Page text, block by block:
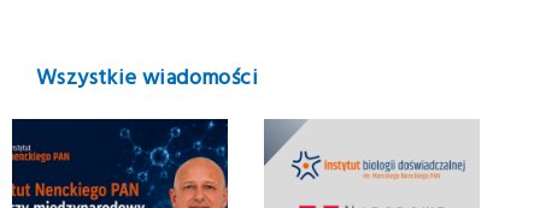
Wszystkie wiadomości